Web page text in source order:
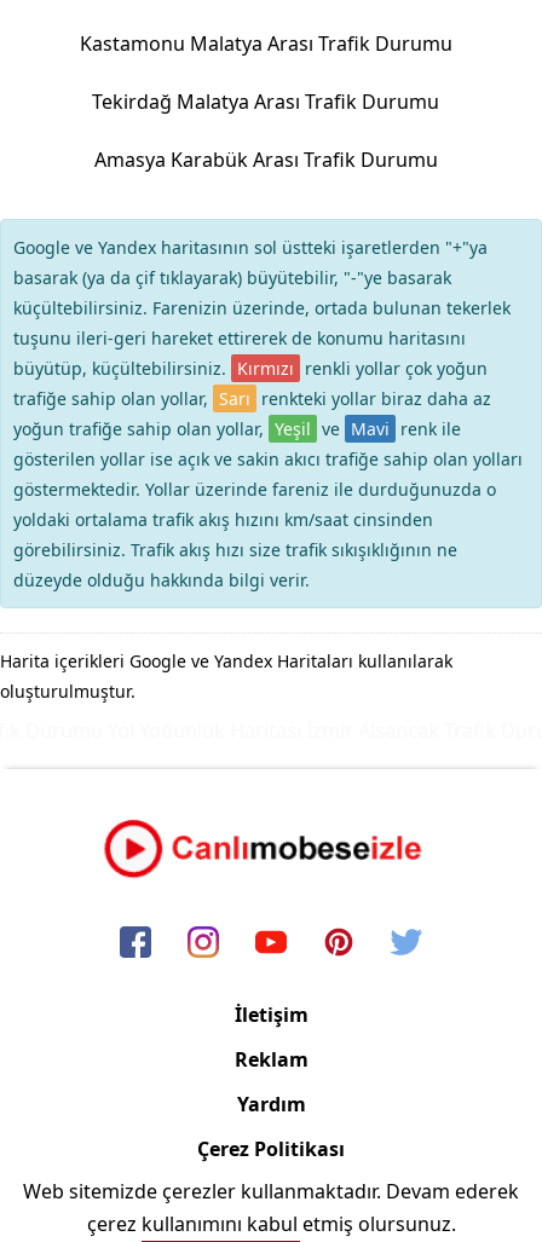
Kastamonu Malatya Arası Trafik Durumu
Tekirdağ Malatya Arası Trafik Durumu
Amasya Karabük Arası Trafik Durumu
Google ve Yandex haritasının sol üstteki işaretlerden "+"ya
basarak (ya da çif tıklayarak) büyütebilir, "-"ye basarak
küçültebilirsiniz. Farenizin üzerinde, ortada bulunan tekerlek
tuşunu ileri-geri hareket ettirerek de konumu haritasını
büyütüp, küçültebilirsiniz. Kırmızı renkli yollar çok yoğun
trafiğe sahip olan yollar, Sarı renkteki yollar biraz daha az
yoğun trafiğe sahip olan yollar, Yeşil ve Mavi renk ile
gösterilen yollar ise açık ve sakin akıcı trafiğe sahip olan yolları
göstermektedir. Yollar üzerinde fareniz ile durduğunuzda o
yoldaki ortalama trafik akış hızını km/saat cinsinden
görebilirsiniz. Trafik akış hızı size trafik sıkışıklığının ne
düzeyde olduğu hakkında bilgi verir.
Harita içerikleri Google ve Yandex Haritaları kullanılarak
oluşturulmuştur.
İletişim
Reklam
Yardım
Çerez Politikası
Copyright © 2006/2024 Canlimobeseizle.com
Web sitemizde çerezler kullanmaktadır. Devam ederek
çerez kullanımını kabul etmiş olursunuz.